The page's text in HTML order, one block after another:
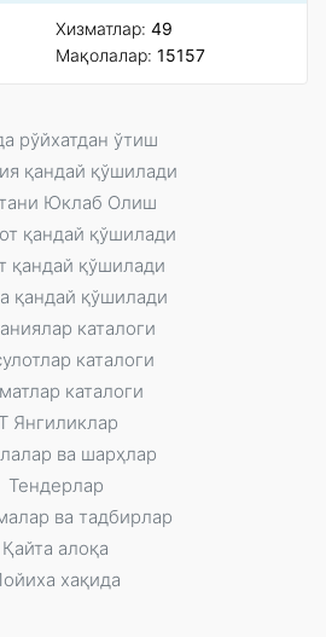
Xизматлар: 49
Мақолалар: 15157
рўйxатдан ўтиш
қандай қўшилади
Юклаб Олиш
қандай қўшилади
қандай қўшилади
қандай қўшилади
каталоги
каталоги
каталоги
Янгиликлар
ва шарҳлар
Тендерлар
ва тадбирлар
Қайта алоқа
хақида